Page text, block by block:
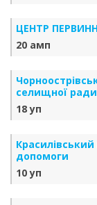
ЦЕНТР
20 амп
селищної ради
18 уп
допомоги
10 уп